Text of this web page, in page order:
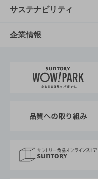
商品発売情報
栄養成分一覧
キャンペーン
工場見学
地域情報
文化・スポーツTOP
サントリーホール
サントリーサンバーズ
サステナビリティ
サステナビリティTOP
サントリーが考える
企業情報
企業概要
採用情報